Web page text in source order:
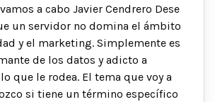
a cabo Javier Cendrero Dese
un servidor no domina el ámbito
y el marketing. Simplemente es
de los datos y adicto a
que le rodea. El tema que voy a
si tiene un término específico